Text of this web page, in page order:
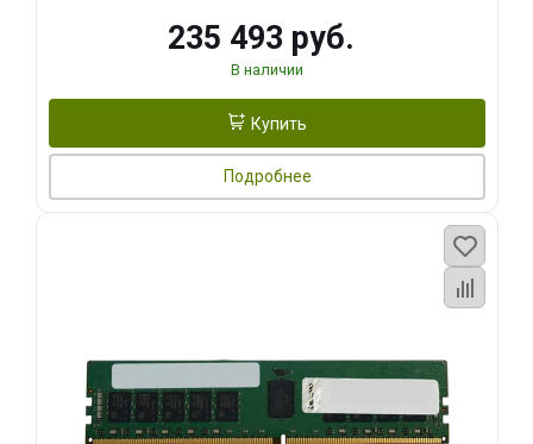
235 493 руб.
В наличии
Купить
Подробнее